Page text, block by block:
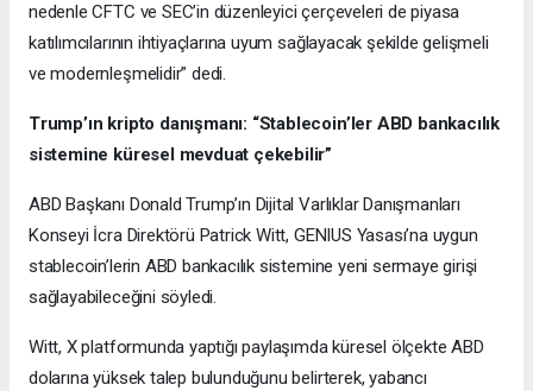
nedenle CFTC ve SEC’in düzenleyici çerçeveleri de piyasa
katılımcılarının ihtiyaçlarına uyum sağlayacak şekilde gelişmeli
ve modernleşmelidir” dedi.
Trump’ın kripto danışmanı: “Stablecoin’ler ABD bankacılık
sistemine küresel mevduat çekebilir”
ABD Başkanı Donald Trump’ın Dijital Varlıklar Danışmanları
Konseyi İcra Direktörü Patrick Witt, GENIUS Yasası’na uygun
stablecoin’lerin ABD bankacılık sistemine yeni sermaye girişi
sağlayabileceğini söyledi.
Witt, X platformunda yaptığı paylaşımda küresel ölçekte ABD
dolarına yüksek talep bulunduğunu belirterek, yabancı